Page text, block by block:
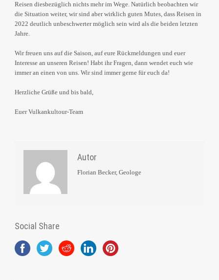
Reisen diesbezüglich nichts mehr im Wege. Natürlich beobachten wir
die Situation weiter, wir sind aber wirklich guten Mutes, dass Reisen in
2022 deutlich unbeschwerter möglich sein wird als die beiden letzten
Jahre.
Wir freuen uns auf die Saison, auf eure Rückmeldungen und euer
Interesse an unseren Reisen! Habt ihr Fragen, dann wendet euch wie
immer an einen von uns. Wir sind immer gerne für euch da!
Herzliche Grüße und bis bald,
Euer Vulkankultour-Team
Autor
Florian Becker, Geologe
Social Share